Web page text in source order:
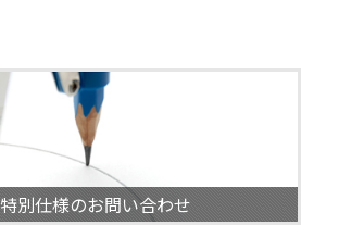
特別仕様のお問い合わせ